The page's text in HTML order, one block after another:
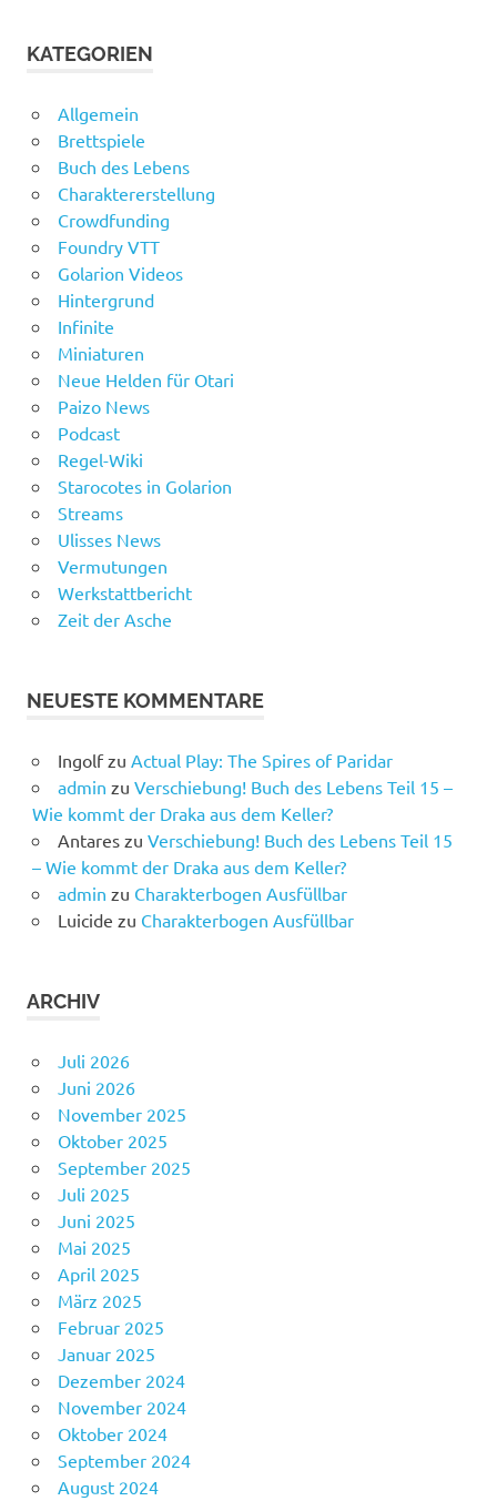
KATEGORIEN
Allgemein
Brettspiele
Buch des Lebens
Charaktererstellung
Crowdfunding
Foundry VTT
Golarion Videos
Hintergrund
Infinite
Miniaturen
Neue Helden für Otari
Paizo News
Podcast
Regel-Wiki
Starocotes in Golarion
Streams
Ulisses News
Vermutungen
Werkstattbericht
Zeit der Asche
NEUESTE KOMMENTARE
Ingolfzu Actual Play: The Spires of Paridar
admin zu Verschiebung! Buch des Lebens Teil 15 –
Wie kommt der Draka aus dem Keller?
Antareszu Verschiebung! Buch des Lebens Teil 15
– Wie kommt der Draka aus dem Keller?
admin zu Charakterbogen Ausfüllbar
Luicide zu Charakterbogen Ausfüllbar
ARCHIV
Juli 2026
Juni 2026
November 2025
Oktober 2025
September 2025
Juli 2025
Juni 2025
Mai 2025
April 2025
März 2025
Februar 2025
Januar 2025
Dezember 2024
November 2024
Oktober 2024
September 2024
August 2024